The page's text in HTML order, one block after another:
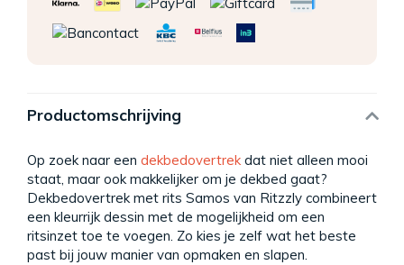
Productomschrijving
Op zoek naar een dekbedovertrekdat niet alleen mooi
staat, maar ook makkelijker om je dekbed gaat?
Dekbedovertrek met rits Samos van Ritzzly combineert
een kleurrijk dessin met de mogelijkheid om een
ritsinzet toe te voegen. Zo kies je zelf wat het beste
past bij jouw manier van opmaken en slapen.